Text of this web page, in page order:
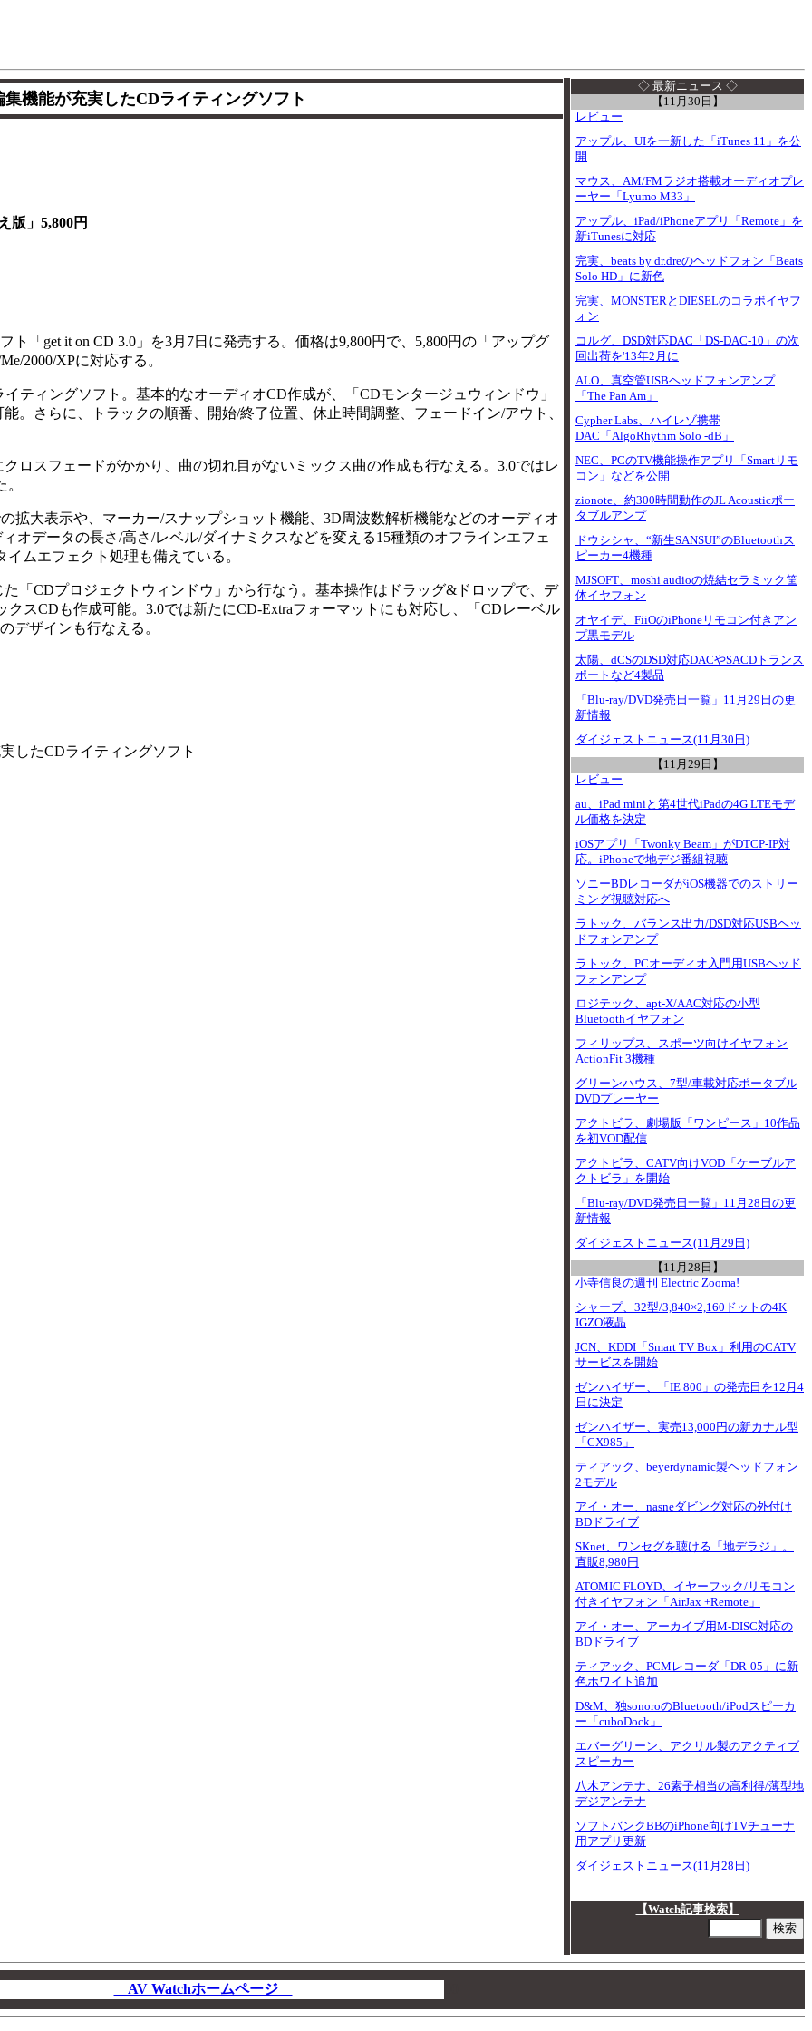
機能が充実したCDライティングソフト
」5,800円
ト「get it on CD 3.0」を3月7日に発売する。価格は9,800円で、5,800円の「アップグ
2000/XPに対応する。
ティングソフト。基本的なオーディオCD作成が、「CDモンタージュウィンドウ」
。さらに、トラックの順番、開始/終了位置、休止時間調整、フェードイン/アウト、
ロスフェードがかかり、曲の切れ目がないミックス曲の作成も行なえる。3.0ではレ
大表示や、マーカー/スナップショット機能、3D周波数解析機能などのオーディオ
オデータの長さ/高さ/レベル/ダイナミクスなどを変える15種類のオフラインエフェ
ムエフェクト処理も備えている。
「CDプロジェクトウィンドウ」から行なう。基本操作はドラッグ&ドロップで、デ
スCDも作成可能。3.0では新たにCD-Extraフォーマットにも対応し、「CDレーベル
デザインも行なえる。
したCDライティングソフト
◇ 最新ニュース ◇
【11月30日】
レビュー
アップル、UIを一新した「iTunes 11」を公
開
マウス、AM/FMラジオ搭載オーディオプレ
ーヤー「Lyumo M33」
アップル、iPad/iPhoneアプリ「Remote」を
新iTunesに対応
完実、beats by dr.dreのヘッドフォン「Beats
Solo HD」に新色
完実、MONSTERとDIESELのコラボイヤフ
ォン
コルグ、DSD対応DAC「DS-DAC-10」の次
回出荷を'13年2月に
ALO、真空管USBヘッドフォンアンプ
「The Pan Am」
Cypher Labs、ハイレゾ携帯
DAC「AlgoRhythm Solo -dB」
NEC、PCのTV機能操作アプリ「Smartリモ
コン」などを公開
zionote、約300時間動作のJL Acousticポー
タブルアンプ
ドウシシャ、“新生SANSUI”のBluetoothス
ピーカー4機種
MJSOFT、moshi audioの焼結セラミック筐
体イヤフォン
オヤイデ、FiiOのiPhoneリモコン付きアン
プ黒モデル
太陽、dCSのDSD対応DACやSACDトランス
ポートなど4製品
「Blu-ray/DVD発売日一覧」11月29日の更
新情報
ダイジェストニュース(11月30日)
【11月29日】
レビュー
au、iPad miniと第4世代iPadの4G LTEモデ
ル価格を決定
iOSアプリ「Twonky Beam」がDTCP-IP対
応。iPhoneで地デジ番組視聴
ソニーBDレコーダがiOS機器でのストリー
ミング視聴対応へ
ラトック、バランス出力/DSD対応USBヘッ
ドフォンアンプ
ラトック、PCオーディオ入門用USBヘッド
フォンアンプ
ロジテック、apt-X/AAC対応の小型
Bluetoothイヤフォン
フィリップス、スポーツ向けイヤフォン
ActionFit 3機種
グリーンハウス、7型/車載対応ポータブル
DVDプレーヤー
アクトビラ、劇場版「ワンピース」10作品
を初VOD配信
アクトビラ、CATV向けVOD「ケーブルア
クトビラ」を開始
「Blu-ray/DVD発売日一覧」11月28日の更
新情報
ダイジェストニュース(11月29日)
【11月28日】
小寺信良の週刊 Electric Zooma!
シャープ、32型/3,840×2,160ドットの4K
IGZO液晶
JCN、KDDI「Smart TV Box」利用のCATV
サービスを開始
ゼンハイザー、「IE 800」の発売日を12月4
日に決定
ゼンハイザー、実売13,000円の新カナル型
「CX985」
ティアック、beyerdynamic製ヘッドフォン
2モデル
アイ・オー、nasneダビング対応の外付け
BDドライブ
SKnet、ワンセグを聴ける「地デラジ」。
直販8,980円
ATOMIC FLOYD、イヤーフック/リモコン
付きイヤフォン「AirJax +Remote」
アイ・オー、アーカイブ用M-DISC対応の
BDドライブ
ティアック、PCMレコーダ「DR-05」に新
色ホワイト追加
D&M、独sonoroのBluetooth/iPodスピーカ
ー「cuboDock」
エバーグリーン、アクリル製のアクティブ
スピーカー
八木アンテナ、26素子相当の高利得/薄型地
デジアンテナ
ソフトバンクBBのiPhone向けTVチューナ
用アプリ更新
ダイジェストニュース(11月28日)
【Watch記事検索】
AV Watchホームページ